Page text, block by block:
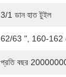
3/1 ডান হাত টুইল
62/63 ", 160-162
প্রতি বছর